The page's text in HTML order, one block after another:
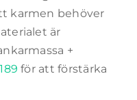
karmen behöver
är
+
för att förstärka